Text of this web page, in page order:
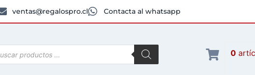
ventas@regalospro.cl Contacta al whatsapp
0